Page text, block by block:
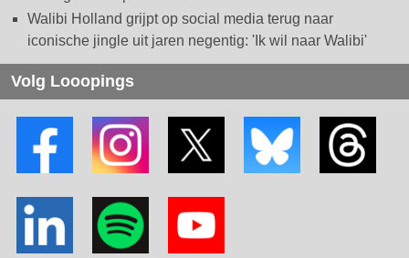
Walibi Holland grijpt op social media terug naar
iconische jingle uit jaren negentig: 'Ik wil naar Walibi'
Volg Looopings